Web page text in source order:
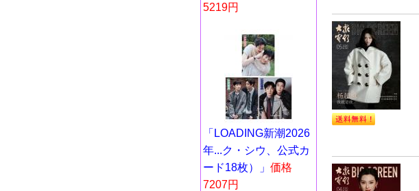
5219円
「LOADING新潮2026
年...ク・シウ、公式カ
ード18枚）」 価格
7207円